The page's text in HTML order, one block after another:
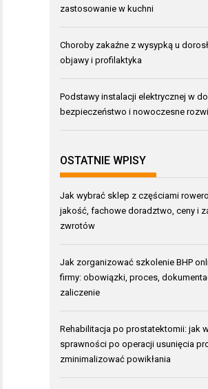
zastosowanie w kuchni
Choroby zakaźne z wysypką u
objawy i profilaktyka
Podstawy instalacji elektrycznej w
bezpieczeństwo i nowoczesne
OSTATNIE WPISY
Jak wybrać sklep z częściami
jakość, fachowe doradztwo, ceny i
zwrotów
Jak zorganizować szkolenie BHP
firmy: obowiązki, proces,
zaliczenie
Rehabilitacja po prostatektomii: jak
sprawności po operacji usunięcia
zminimalizować powikłania